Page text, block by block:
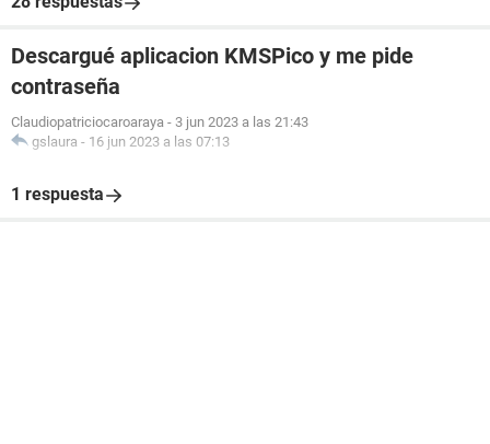
Descargué aplicacion KMSPico y me pide
contraseña
Claudiopatriciocaroaraya - 3 jun 2023 a las 21:43
gslaura - 16 jun 2023 a las 07:13
1 respuesta